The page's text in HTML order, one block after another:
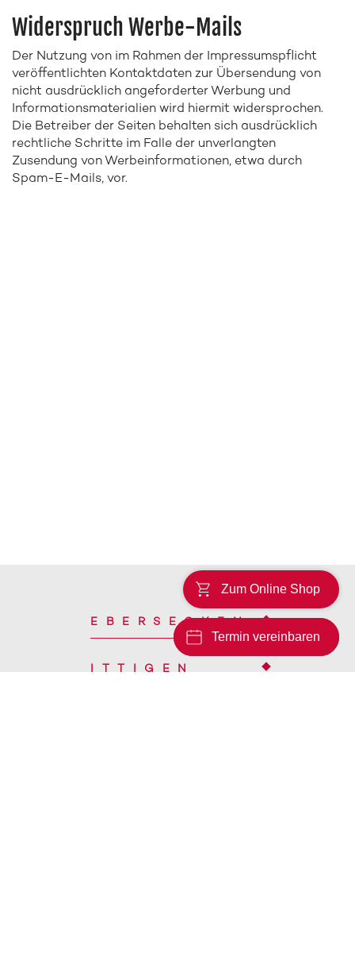
Widerspruch Werbe-Mails
Der Nutzung von im Rahmen der Impressumspflicht
veröffentlichten Kontaktdaten zur Übersendung von
nicht ausdrücklich angeforderter Werbung und
Informationsmaterialien wird hiermit widersprochen.
Die Betreiber der Seiten behalten sich ausdrücklich
rechtliche Schritte im Falle der unverlangten
Zusendung von Werbeinformationen, etwa durch
Spam-E-Mails, vor.
EBERSECKEN
ITTIGEN
Zum Online Shop
Termin vereinbaren